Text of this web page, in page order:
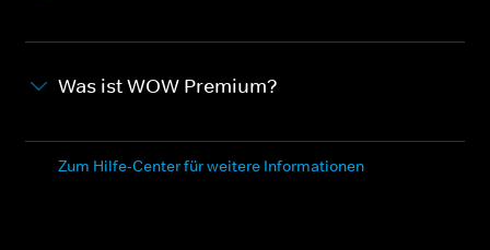
Was ist WOW Premium?
Zum Hilfe-Center für weitere Informationen